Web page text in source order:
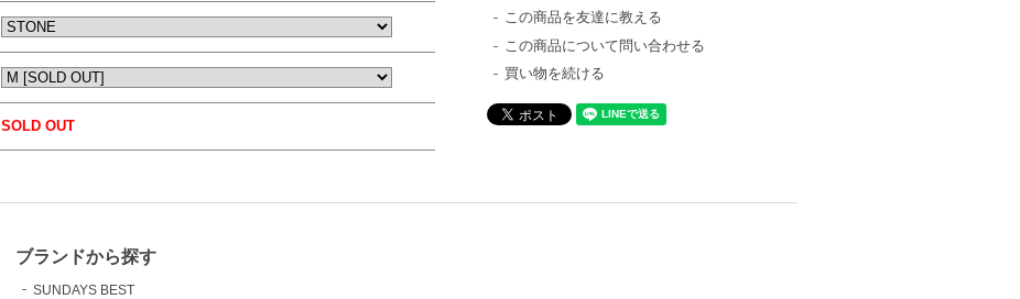
SOLD OUT
この商品を友達に教える
この商品について問い合わせる
買い物を続ける
ブランドから探す
SUNDAYS BEST